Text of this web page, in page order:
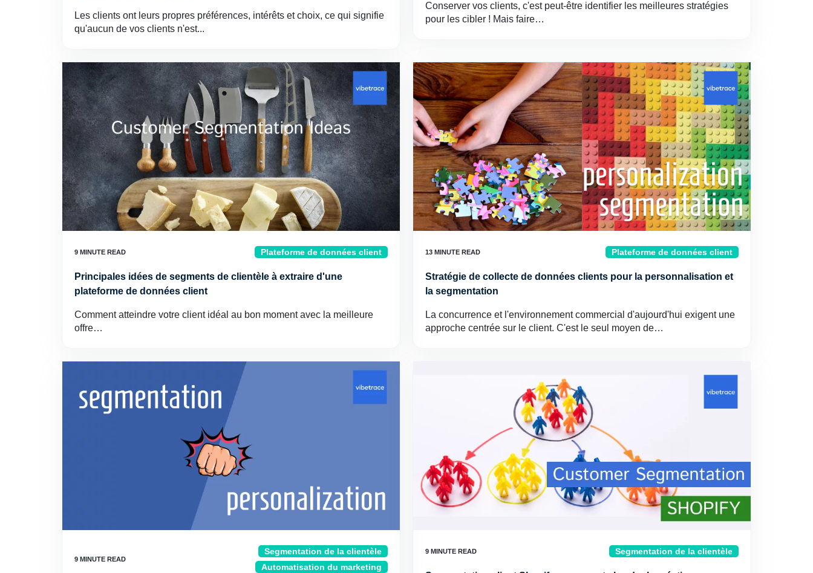
Les clients ont leurs propres préférences, intérêts et choix, ce qui signifie
qu'aucun de vos clients n'est...
Conserver vos clients, c'est peut-être identifier les meilleures stratégies
pour les cibler ! Mais faire…
Plateforme de données client
Principales idées de segments de clientèle à extraire d'une
plateforme de données client
Comment atteindre votre client idéal au bon moment avec la meilleure
offre…
Plateforme de données client
Stratégie de collecte de données clients pour la personnalisation et
la segmentation
La concurrence et l'environnement commercial d'aujourd'hui exigent une
approche centrée sur le client. C'est le seul moyen de…
Segmentation de la clientèle
Automatisation du marketing
Segmentation de la clientèle